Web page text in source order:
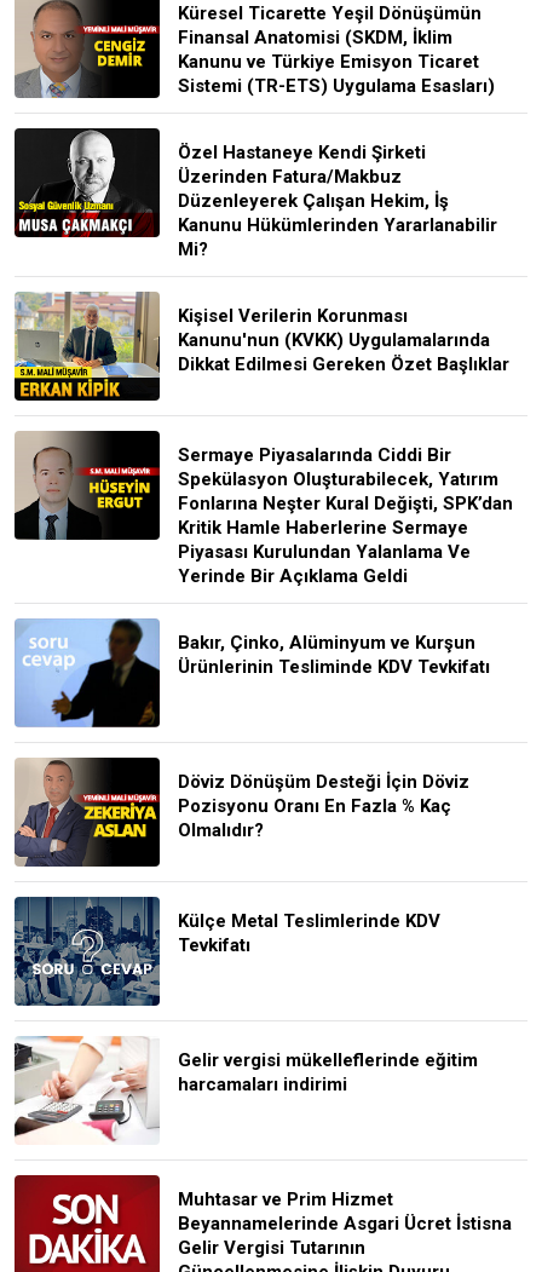
Küresel Ticarette Yeşil Dönüşümün
Finansal Anatomisi (SKDM, İklim
Kanunu ve Türkiye Emisyon Ticaret
Sistemi (TR-ETS) Uygulama Esasları)
Özel Hastaneye Kendi Şirketi
Üzerinden Fatura/Makbuz
Düzenleyerek Çalışan Hekim, İş
Kanunu Hükümlerinden Yararlanabilir
Mi?
Kişisel Verilerin Korunması
Kanunu'nun (KVKK) Uygulamalarında
Dikkat Edilmesi Gereken Özet Başlıklar
Sermaye Piyasalarında Ciddi Bir
Spekülasyon Oluşturabilecek, Yatırım
Fonlarına Neşter Kural Değişti, SPK’dan
Kritik Hamle Haberlerine Sermaye
Piyasası Kurulundan Yalanlama Ve
Yerinde Bir Açıklama Geldi
Bakır, Çinko, Alüminyum ve Kurşun
Ürünlerinin Tesliminde KDV Tevkifatı
Döviz Dönüşüm Desteği İçin Döviz
Pozisyonu Oranı En Fazla % Kaç
Olmalıdır?
Külçe Metal Teslimlerinde KDV
Tevkifatı
Gelir vergisi mükelleflerinde eğitim
harcamaları indirimi
Muhtasar ve Prim Hizmet
Beyannamelerinde Asgari Ücret İstisna
Gelir Vergisi Tutarının